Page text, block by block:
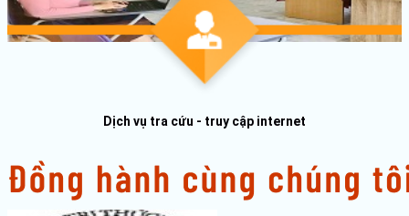
Dịch vụ tra cứu - truy cập internet